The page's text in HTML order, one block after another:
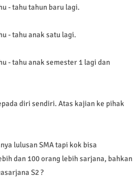
- tahu tahun baru lagi.
- tahu anak satu lagi.
- tahu anak semester 1 lagi dan
diri sendiri. Atas kajian ke pihak
lulusan SMA tapi kok bisa
dan 100 orang lebih sarjana, bahkan
S2 ?